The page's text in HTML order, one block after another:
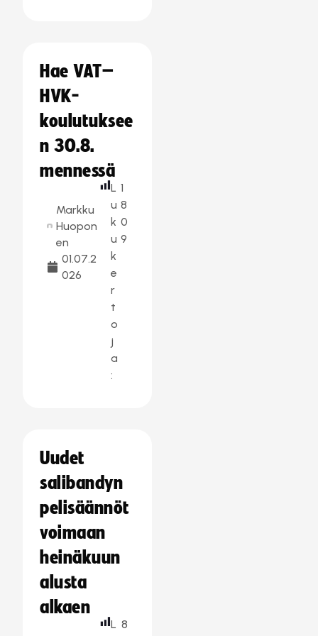
Hae VAT–
HVK-
koulutuksee
n 30.8.
mennessä
Markku
Huopon
en
01.07.2
026
L
u
k
u
k
e
r
t
o
j
a
:
1
8
0
9
Uudet
salibandyn
pelisäännöt
voimaan
heinäkuun
alusta
alkaen
L 8